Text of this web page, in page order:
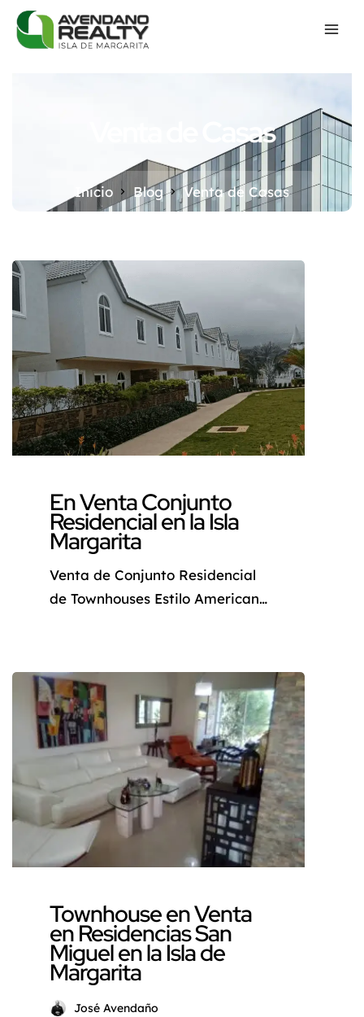
Venta de Casas
Inicio Blog Venta de Casas
En Venta Conjunto
Residencial en la Isla
Margarita
Venta de Conjunto Residencial
de Townhouses Estilo Americano
la seguridad, la tranquilidad y
el estilo se fusionen a la
perfección? Deja de soñar y
descubre este espectacular
conjunto residencial de
townhouses estilo americano
ubicado en la Isla de Margarita.
Situado a solo 5 minutos […]
Townhouse en Venta
en Residencias San
Miguel en la Isla de
Margarita
José Avendaño